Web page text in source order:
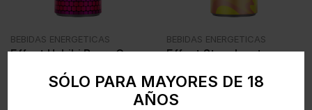
SÓLO PARA MAYORES DE 18
AÑOS
BEBIDAS ENERGETICAS
Effect Habibi Berry Can
IVA incl.
BEBIDAS ENERGETICAS
Effect Strawberrt
€ 0,79 IVA incl.